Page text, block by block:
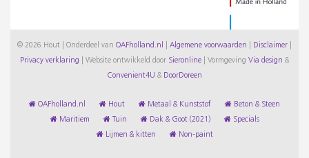
© 2026 Hout | Onderdeel van OAFholland.nl Algemene voorwaarden Disclaimer
Privacy verklaring Website ontwikkeld door Sieronline Vormgeving Via design &
Convenient4U & DoorDoreen
OAFholland.nl Hout Metaal & Kunststof Beton & Steen
Maritiem Tuin Dak & Goot (2021) Specials
Lijmen & kitten Non-paint